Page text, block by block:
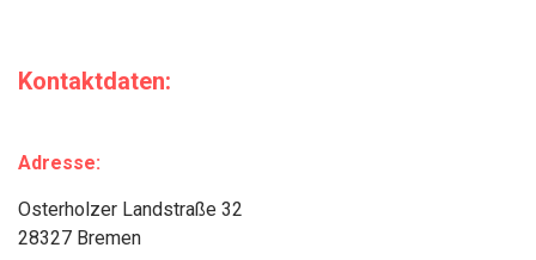
Kontaktdaten:
Adresse:
Osterholzer Landstraße 32
28327 Bremen